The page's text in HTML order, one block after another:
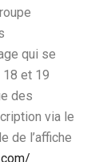
qui se
18 et 19
des
via le
de l’affiche